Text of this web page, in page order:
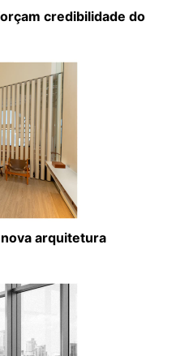
credibilidade do
arquitetura